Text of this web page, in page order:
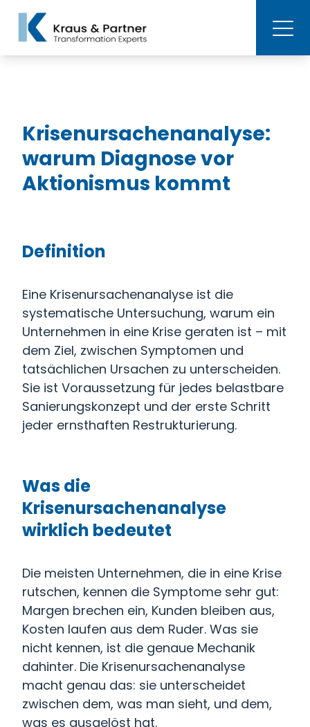
Krisenursachenanalyse:
warum Diagnose vor
Aktionismus kommt
Definition
Eine Krisenursachenanalyse ist die
systematische Untersuchung, warum ein
Unternehmen in eine Krise geraten ist – mit
dem Ziel, zwischen Symptomen und
tatsächlichen Ursachen zu unterscheiden.
Sie ist Voraussetzung für jedes belastbare
Sanierungskonzept und der erste Schritt
jeder ernsthaften Restrukturierung.
Was die
Krisenursachenanalyse
wirklich bedeutet
Die meisten Unternehmen, die in eine Krise
rutschen, kennen die Symptome sehr gut:
Margen brechen ein, Kunden bleiben aus,
Kosten laufen aus dem Ruder. Was sie
nicht kennen, ist die genaue Mechanik
dahinter. Die Krisenursachenanalyse
macht genau das: sie unterscheidet
zwischen dem, was man sieht, und dem,
was es ausgelöst hat.